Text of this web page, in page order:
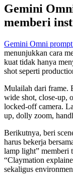
Gemini
memberi
Gemini Omni
menunjukkan cara
kuat tidak hanya
shot seperti
Mulailah dari frame.
wide shot, close-up,
locked-off camera.
up, dolly zoom,
Berikutnya, beri
harus bekerja
lamp light” memberi
“Claymation
sekaligus